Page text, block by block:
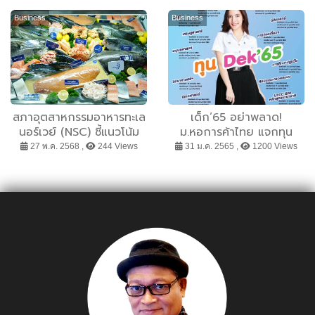
GAC CARE และ GAC
Easy Trade-in ยกระดับ
บริการหลังการขายเต็มรูป
แบบ
Business
สภาอุตสาหกรรมอาหารทะเล
นอร์เวย์ (NSC) ชี้แนวโน้ม
ความต้องการอาหารทะเลใน
Asia 2025
27 พ.ค. 2568 , 244 Views
Business
เด็ก’65 อย่าพลาด!
ม.หอการค้าไทย แจกทุน
สนับสนุนเด็กเรียนดี มีฝัน
การค้า” รับปีการศึกษา
31 ม.ค. 2565 , 1200 Views